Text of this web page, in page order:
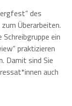
des
Überarbeiten.
ein
praktizieren
Damit sind Sie
auch